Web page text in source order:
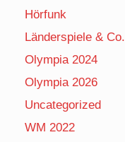
Hörfunk
Länderspiele & Co.
Olympia 2024
Olympia 2026
Uncategorized
WM 2022